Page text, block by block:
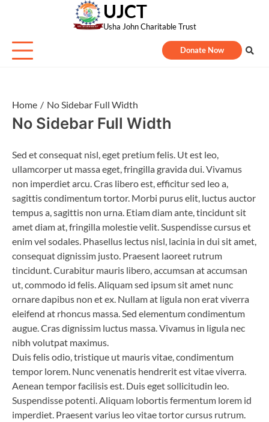
UJCT
Usha John Charitable Trust
Donate Now
Home No Sidebar Full Width
No Sidebar Full Width
Sed et consequat nisl, eget pretium felis. Ut est leo,
ullamcorper ut massa eget, fringilla gravida dui. Vivamus
non imperdiet arcu. Cras libero est, efficitur sed leo a,
sagittis condimentum tortor. Morbi purus elit, luctus auctor
tempus a, sagittis non urna. Etiam diam ante, tincidunt sit
amet diam at, fringilla molestie velit. Suspendisse cursus et
enim vel sodales. Phasellus lectus nisl, lacinia in dui sit amet,
consequat dignissim justo. Praesent laoreet rutrum
tincidunt. Curabitur mauris libero, accumsan at accumsan
ut, commodo id felis. Aliquam sed ipsum sit amet nunc
ornare dapibus non et ex. Nullam at ligula non erat viverra
eleifend at rhoncus massa. Sed elementum condimentum
augue. Cras dignissim luctus massa. Vivamus in ligula nec
nibh volutpat maximus.
Duis felis odio, tristique ut mauris vitae, condimentum
tempor lorem. Nunc venenatis hendrerit est vitae viverra.
Aenean tempor facilisis est. Duis eget sollicitudin leo.
Suspendisse potenti. Aliquam lobortis fermentum lorem id
imperdiet. Praesent varius leo vitae tortor cursus rutrum.